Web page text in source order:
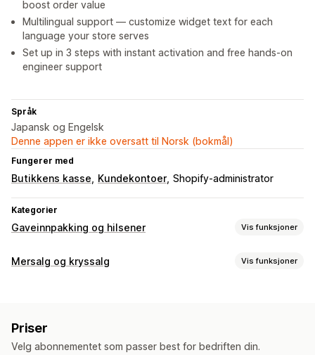
boost order value
Multilingual support — customize widget text for each
language your store serves
Set up in 3 steps with instant activation and free hands-on
engineer support
Språk
Japansk og Engelsk
Denne appen er ikke oversatt til Norsk (bokmål)
Fungerer med
Butikkens kasse Kundekontoer Shopify-administrator
Kategorier
Gaveinnpakking og hilsener Vis funksjoner
Gavealternativer
Tilpasning
Automatisk tagging
Leveringsdato
Flere språk
Mersalg og kryssalg Vis funksjoner
Mersalg på produktside
Tilleggsprogrammer med ett klikk Tilpasset CSS
Priser
Velg abonnementet som passer best for bedriften din.